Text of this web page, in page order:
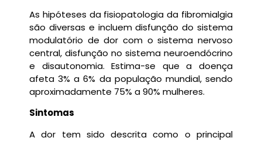
As hipóteses da fisiopatologia da fibromialgia
são diversas e incluem disfunção do sistema
modulatório de dor com o sistema nervoso
central, disfunção no sistema neuroendócrino
e disautonomia. Estima-se que a doença
afeta 3% a 6% da população mundial, sendo
aproximadamente 75% a 90% mulheres.
Sintomas
A dor tem sido descrita como o principal